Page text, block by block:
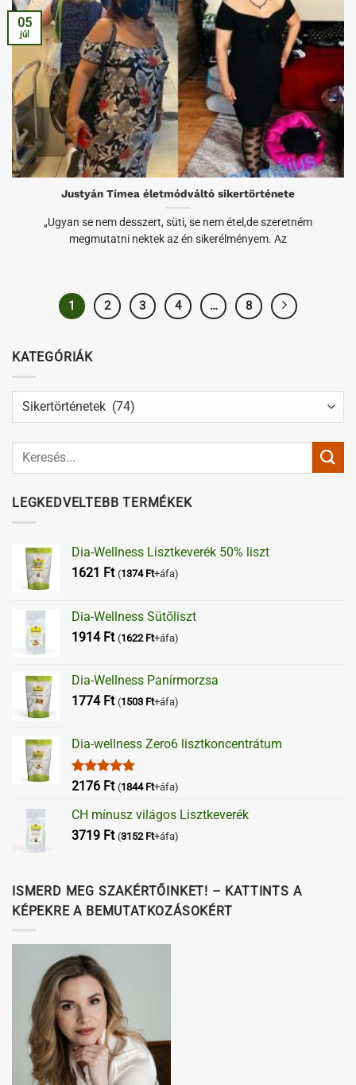
Justyán Tímea életmódváltó sikertörténete
„Ugyan se nem desszert, süti, se nem étel,de szeretném
megmutatni nektek az én sikerélményem. Az
05
júl
1 2 3 4 … 8
KATEGÓRIÁK
Kategóriák
LEGKEDVELTEBB TERMÉKEK
Dia-Wellness Lisztkeverék 50% liszt
1621 Ft (1374 Ft+áfa)
Dia-Wellness Sütőliszt
1914 Ft (1622 Ft+áfa)
Dia-Wellness Panírmorzsa
1774 Ft (1503 Ft+áfa)
Dia-wellness Zero6 lisztkoncentrátum
Értékelés:
2176 Ft (1844 Ft+áfa)
CH mínusz világos Lisztkeverék
3719 Ft (3152 Ft+áfa)
ISMERD MEG SZAKÉRTŐINKET! – KATTINTS A
KÉPEKRE A BEMUTATKOZÁSOKÉRT